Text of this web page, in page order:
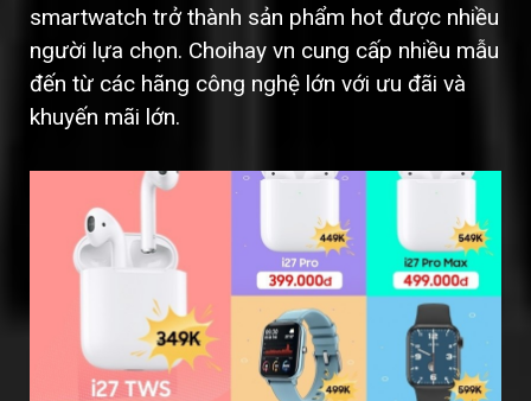
smartwatch trở thành sản phẩm hot được nhiều
người lựa chọn. Choihay vn cung cấp nhiều mẫu
đến từ các hãng công nghệ lớn với ưu đãi và
khuyến mãi lớn.